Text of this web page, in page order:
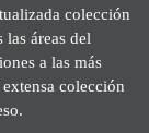
colección
áreas del
a las más
colección